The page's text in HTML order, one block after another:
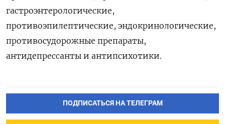
гастроэнтерологические,
противоэпилептические, эндокринологические,
противосудорожные препараты,
антидепрессанты и антипсихотики.
ПОДПИСАТЬСЯ НА ТЕЛЕГРАМ